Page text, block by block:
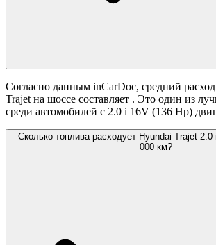
Согласно данным inCarDoc, средний
Trajet на шоссе составляет . Это один из
среди автомобилей с 2.0 i 16V (136 Hp)
Сколько топлива расходует Hyundai Trajet
000 км?